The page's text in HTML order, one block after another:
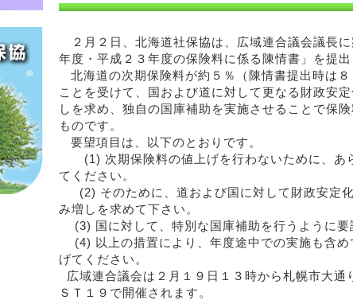
２月２日、北海道社保協は、広域連合議会議長に
年度・平成２３年度の保険料に係る陳情書」を提出
北海道の次期保険料が約５％（陳情書提出時は８
ことを受けて、国および道に対して更なる財政安
しを求め、独自の国庫補助を実施させることで保
ものです。
要望項目は、以下のとおりです。
(1) 次期保険料の値上げを行わないために、あ
てください。
(2) そのために、道および国に対して財政安定
み増しを求めて下さい。
(3) 国に対して、特別な国庫補助を行うように要
(4) 以上の措置により、年度途中での実施も含め
げてください。
広域連合議会は２月１９日１３時から札幌市大通
ＳＴ１９で開催されます。